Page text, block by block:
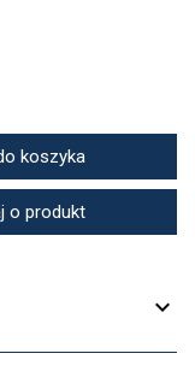
koszyka
o produkt
expand_more